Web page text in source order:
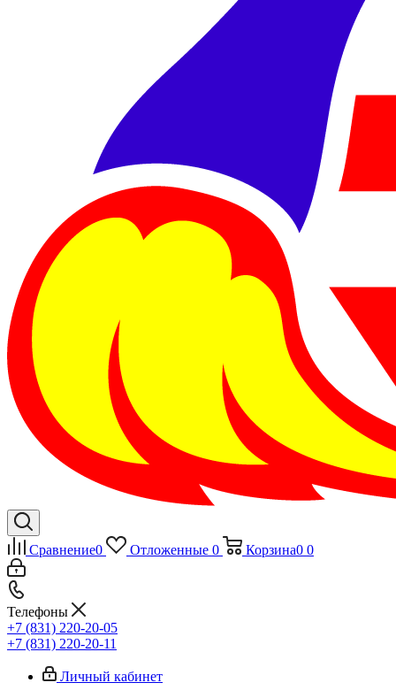
Сравнение0 Отложенные 0 Корзина0 0
Телефоны
+7 (831) 220-20-05
+7 (831) 220-20-11
Личный кабинет